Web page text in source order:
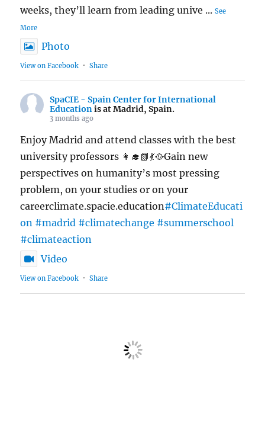
weeks, they’ll learn from leading unive ...See
More
Photo
View on Facebook · Share
SpaCIE - Spain Center for International
Educationis at Madrid, Spain.
3 months ago
Enjoy Madrid and attend classes with the best
university professors 👩‍🎓📗💃🥘Gain new
perspectives on humanity’s most pressing
problem, on your studies or on your
careerclimate.spacie.education#ClimateEducati
on #madrid #climatechange #summerschool
#climateaction
Video
View on Facebook · Share